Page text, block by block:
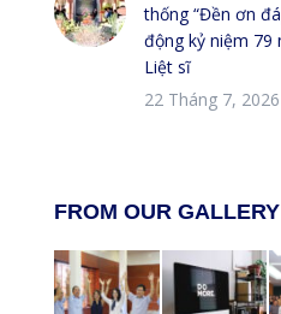
thống “Đền ơn
động kỷ niệm 79
Liệt sĩ
22 Tháng 7, 2026
FROM OUR GALLERY